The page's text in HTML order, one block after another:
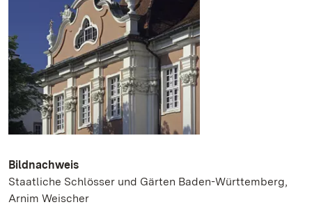
Bildnachweis
Staatliche Schlösser und Gärten Baden-Württemberg,
Arnim Weischer